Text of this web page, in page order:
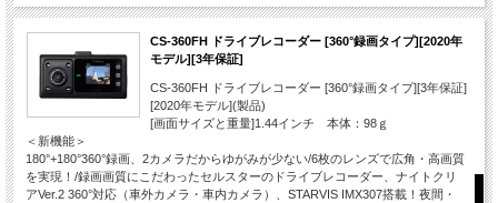
CS-360FH ドライブレコーダー [360°録画タイプ][2020年
モデル][3年保証]
CS-360FH ドライブレコーダー [360°録画タイプ][3年保証]
[2020年モデル](製品)
[画面サイズと重量]1.44インチ 本体：98ｇ
＜新機能＞
180°+180°360°録画、2カメラだからゆがみが少ない/6枚のレンズで広角・高画質
を実現！/録画画質にこだわったセルスターのドライブレコーダー、ナイトクリ
アVer.2 360°対応（車外カメラ・車内カメラ）、STARVIS IMX307搭載！夜間・